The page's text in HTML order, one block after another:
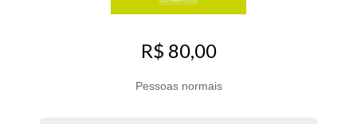
R$ 80,00
Pessoas normais